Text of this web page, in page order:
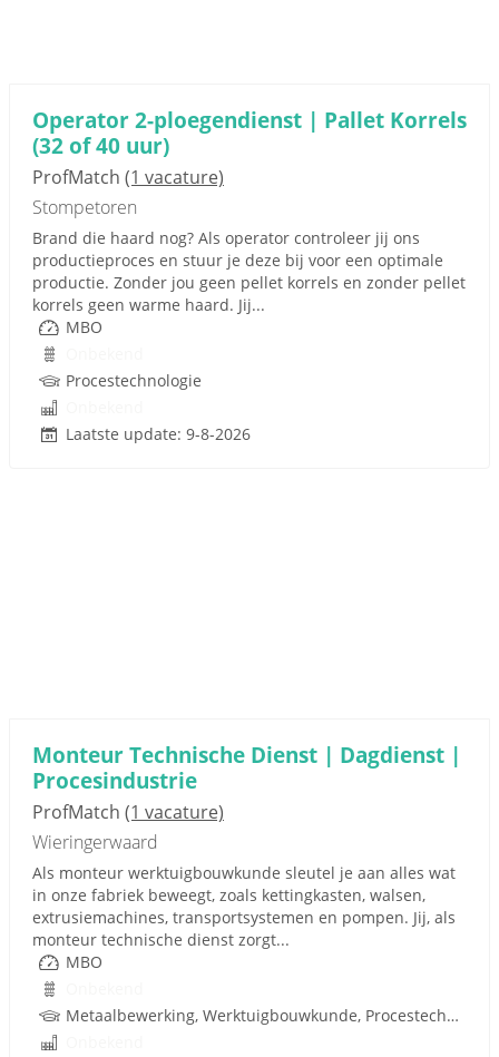
Operator 2-ploegendienst | Pallet Korrels
(32 of 40 uur)
ProfMatch (1 vacature)
Stompetoren
Brand die haard nog? Als operator controleer jij ons
productieproces en stuur je deze bij voor een optimale
productie. Zonder jou geen pellet korrels en zonder pellet
korrels geen warme haard. Jij...
MBO
Procestechnologie
Laatste update: 9-8-2026
Monteur Technische Dienst | Dagdienst |
Procesindustrie
ProfMatch (1 vacature)
Wieringerwaard
Als monteur werktuigbouwkunde sleutel je aan alles wat
in onze fabriek beweegt, zoals kettingkasten, walsen,
extrusiemachines, transportsystemen en pompen. Jij, als
monteur technische dienst zorgt...
MBO
Metaalbewerking, Werktuigbouwkunde, Procestechnologie, Techniek